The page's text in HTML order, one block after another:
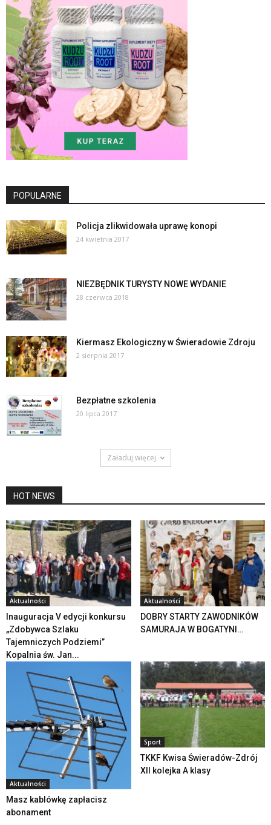
POPULARNE
Policja zlikwidowała uprawę konopi
24 kwietnia 2017
NIEZBĘDNIK TURYSTY NOWE WYDANIE
28 czerwca 2018
Kiermasz Ekologiczny w Świeradowie Zdroju
2 sierpnia 2017
Bezpłatne szkolenia
20 lipca 2017
Załaduj więcej
HOT NEWS
Aktualności
Inauguracja V edycji konkursu
„Zdobywca Szlaku
Tajemniczych Podziemi”
Kopalnia św. Jan...
Aktualności
DOBRY STARTY ZAWODNIKÓW
SAMURAJA W BOGATYNI…
Aktualności
Masz kablówkę zapłacisz
abonament
Sport
TKKF Kwisa Świeradów-Zdrój
XII kolejka A klasy